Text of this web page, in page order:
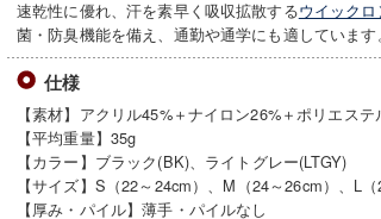
速乾性に優れ、汗を素早く吸収拡散するウイック
菌・防臭機能を備え、通勤や通学にも適しています。
仕様
【素材】アクリル45%＋ナイロン26%＋ポリエス
【平均重量】35g
【カラー】ブラック(BK)、ライトグレー(LTGY)
【サイズ】S（22～24cm）、M（24～26cm）、L（
【厚み・パイル】薄手・パイルなし